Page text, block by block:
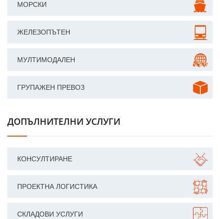
МОРСКИ
ЖЕЛЕЗОПЪТЕН
МУЛТИМОДАЛЕН
ГРУПАЖЕН ПРЕВОЗ
ДОПЪЛНИТЕЛНИ УСЛУГИ
КОНСУЛТИРАНЕ
ПРОЕКТНА ЛОГИСТИКА
СКЛАДОВИ УСЛУГИ